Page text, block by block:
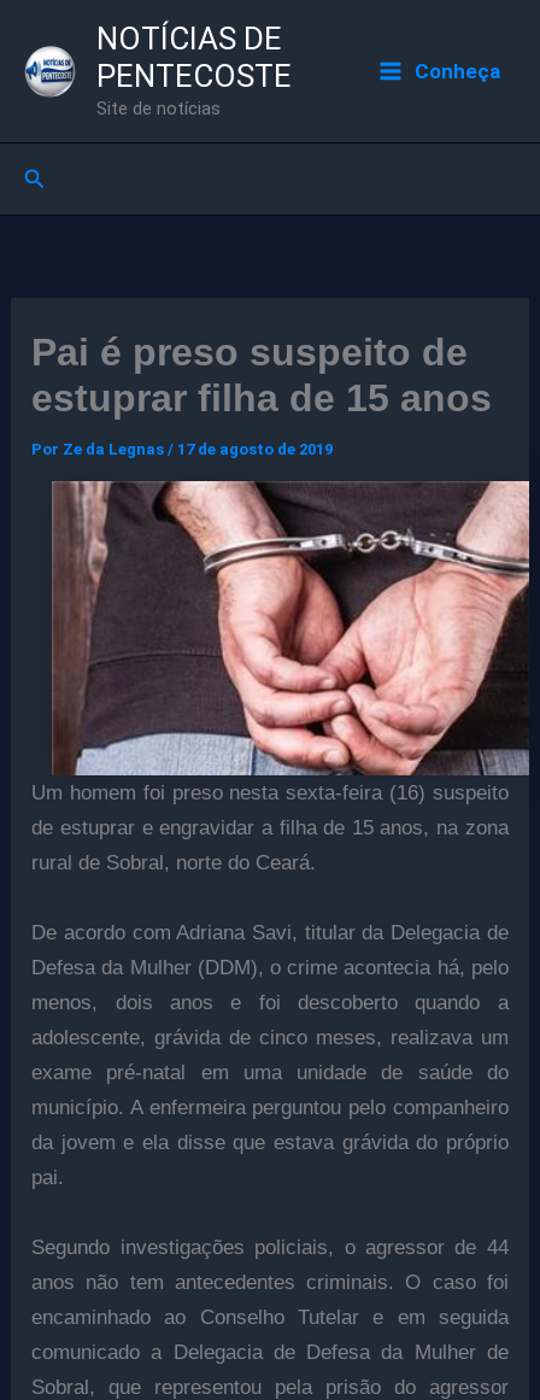
para
NOTÍCIAS DE
PENTECOSTE
Site de notícias
Conheça
Pesquisar
Pai é preso suspeito de
estuprar filha de 15 anos
Por Ze da Legnas/ 17 de agosto de 2019
Um homem foi preso nesta sexta-feira (16) suspeito
de estuprar e engravidar a filha de 15 anos, na zona
rural de Sobral, norte do Ceará.
De acordo com Adriana Savi, titular da Delegacia de
Defesa da Mulher (DDM), o crime acontecia há, pelo
menos, dois anos e foi descoberto quando a
adolescente, grávida de cinco meses, realizava um
exame pré-natal em uma unidade de saúde do
município. A enfermeira perguntou pelo companheiro
da jovem e ela disse que estava grávida do próprio
pai.
Segundo investigações policiais, o agressor de 44
anos não tem antecedentes criminais. O caso foi
encaminhado ao Conselho Tutelar e em seguida
comunicado a Delegacia de Defesa da Mulher de
Sobral, que representou pela prisão do agressor